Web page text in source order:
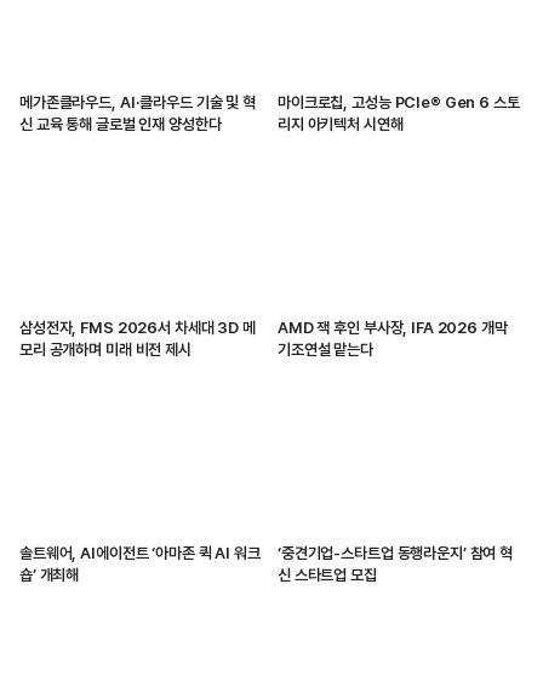
메가존클라우드, AI·클라우드 기술 및 혁
신 교육 통해 글로벌 인재 양성한다
마이크로칩, 고성능 PCIe® Gen 6 스토
리지 아키텍처 시연해
삼성전자, FMS 2026서 차세대 3D 메
모리 공개하며 미래 비전 제시
AMD 잭 후인 부사장, IFA 2026 개막
기조연설 맡는다
솔트웨어, AI에이전트 ‘아마존 퀵 AI 워크
숍’ 개최해
‘중견기업-스타트업 동행라운지’ 참여 혁
신 스타트업 모집